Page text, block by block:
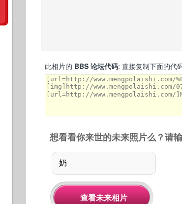
此相片的 BBS 论坛代码: 直接复制下面的代
想看看你来世的未来照片么？请